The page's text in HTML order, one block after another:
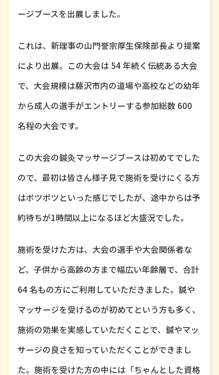
ージブースを出展しました。
これは、新理事の山門誉宗厚生保険部長より提案
により出展。この大会は 54 年続く伝統ある大会
で、大会規模は藤沢市内の道場や高校などの幼年
から成人の選手がエントリーする参加総数 600
名程の大会です。
この大会の鍼灸マッサージブースは初めてでした
ので、最初は皆さん様子見で施術を受けにくる方
はポツポツといった感じでしたが、途中からは予
約待ちが1時間以上になるほど大盛況でした。
施術を受けた方は、大会の選手や大会関係者な
ど、子供から高齢の方まで幅広い年齢層で、合計
64 名もの方にご利用していただきました。鍼や
マッサージを受けるのが初めてという方も多く、
施術の効果を実感していただくことで、鍼やマッ
サージの良さを知っていただくことができまし
た。施術を受けた方の中には「ちゃんとした資格